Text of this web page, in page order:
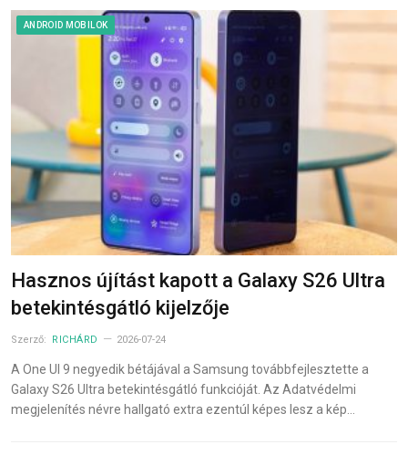
ANDROID MOBILOK
Hasznos újítást kapott a Galaxy S26 Ultra
betekintésgátló kijelzője
Szerző: RICHÁRD 2026-07-24
A One UI 9 negyedik bétájával a Samsung továbbfejlesztette a
Galaxy S26 Ultra betekintésgátló funkcióját. Az Adatvédelmi
megjelenítés névre hallgató extra ezentúl képes lesz a kép…